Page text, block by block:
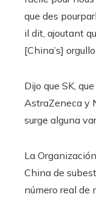
que des
il dit, ajoutant
[China’s]
Dijo que SK,
AstraZeneca y
surge alguna
La
China de
número real de